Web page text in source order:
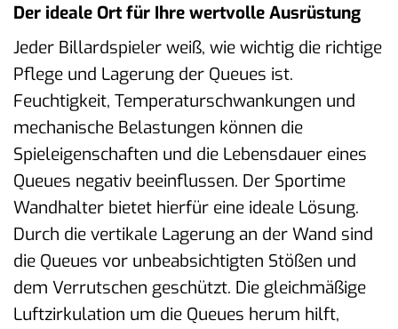
Der ideale Ort für Ihre wertvolle Ausrüstung
Jeder Billardspieler weiß, wie wichtig die richtige
Pflege und Lagerung der Queues ist.
Feuchtigkeit, Temperaturschwankungen und
mechanische Belastungen können die
Spieleigenschaften und die Lebensdauer eines
Queues negativ beeinflussen. Der Sportime
Wandhalter bietet hierfür eine ideale Lösung.
Durch die vertikale Lagerung an der Wand sind
die Queues vor unbeabsichtigten Stößen und
dem Verrutschen geschützt. Die gleichmäßige
Luftzirkulation um die Queues herum hilft,